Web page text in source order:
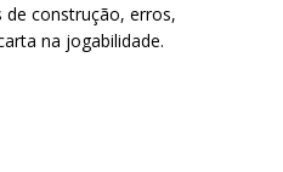
construção, erros,
na jogabilidade.